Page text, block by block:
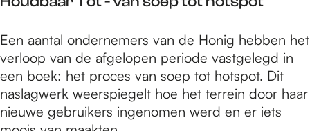
z
e
n
a
-
e
n
t
h
e
a
r
i
k
e
m
d
e
s
h
o
w
E
e
n
b
o
Een aantal ondernemers van de Honig hebben het
verloop van de afgelopen periode vastgelegd in
een boek: het proces van soep tot hotspot. Dit
naslagwerk weerspiegelt hoe het terrein door haar
nieuwe gebruikers ingenomen werd en er iets